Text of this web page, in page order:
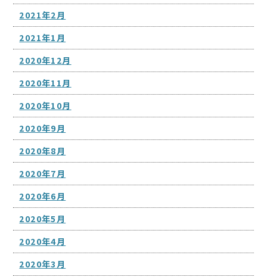
2021年2月
2021年1月
2020年12月
2020年11月
2020年10月
2020年9月
2020年8月
2020年7月
2020年6月
2020年5月
2020年4月
2020年3月